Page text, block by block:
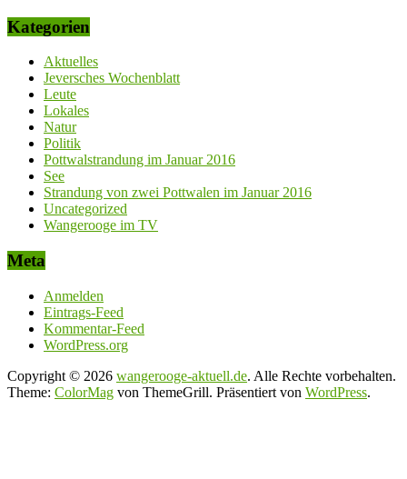
Kategorien
Aktuelles
Jeversches Wochenblatt
Leute
Lokales
Natur
Politik
Pottwalstrandung im Januar 2016
See
Strandung von zwei Pottwalen im Januar 2016
Uncategorized
Wangerooge im TV
Meta
Anmelden
Eintrags-Feed
Kommentar-Feed
WordPress.org
Copyright © 2026 wangerooge-aktuell.de. Alle Rechte vorbehalten.
Theme: ColorMag von ThemeGrill. Präsentiert von WordPress.